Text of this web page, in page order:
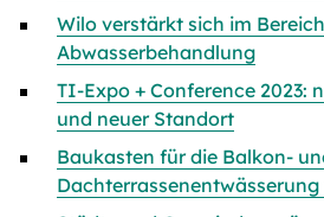
Wilo verstärkt sich im Bereich
Abwasserbehandlung
TI-Expo + Conference 2023:
und neuer Standort
Baukasten für die Balkon-
Dachterrassenentwässerung